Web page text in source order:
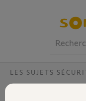
Volet
LES SUJETS
mon alarme ne